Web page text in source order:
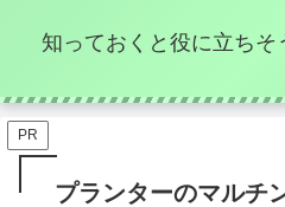
知っておくと役に立ちそ
PR
プランターのマルチ